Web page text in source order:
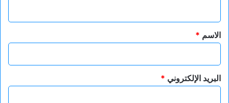
*
الاسم *
البريد الإلكتروني *